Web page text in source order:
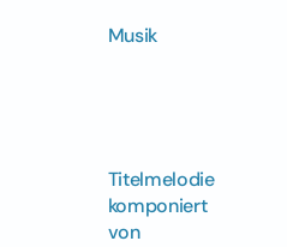
Musik
Titelmelodie
komponiert
von